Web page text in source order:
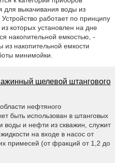
для выкачивания воды из
работает по принципу
которых установлен на дне
накопительной емкостью, -
накопительной емкости
минимойки.
щелевой штангового
нефтяного
быть использован в штанговых
воды и нефти из скважин, служит
на входе в насос от
примесей (от фракций от 1,2 до